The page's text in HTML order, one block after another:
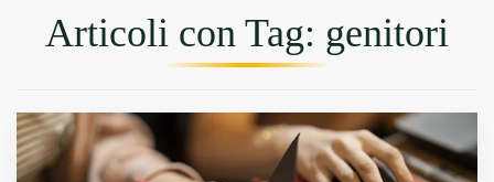
Articoli con Tag: genitori